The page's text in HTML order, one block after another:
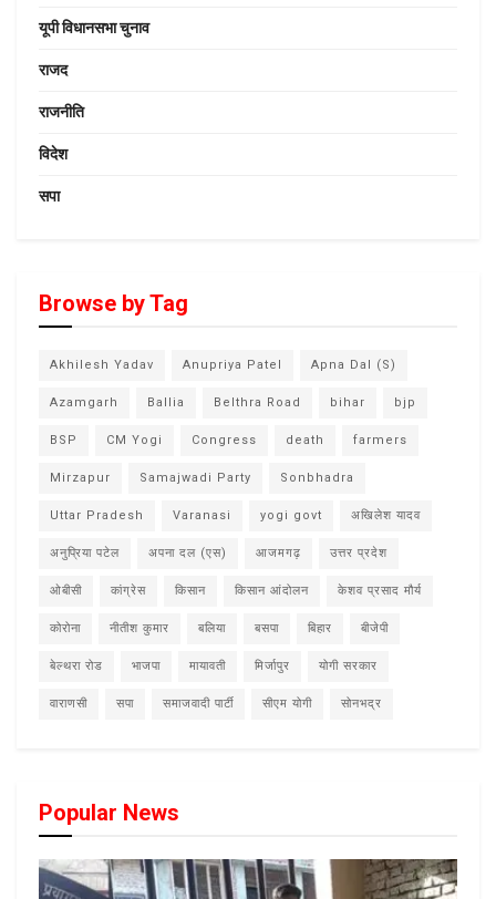
यूपी विधानसभा चुनाव
राजद
राजनीति
विदेश
सपा
Browse by Tag
Akhilesh Yadav Anupriya Patel Apna Dal (S)
Azamgarh Ballia Belthra Road bihar bjp
BSP CM Yogi Congress death farmers
Mirzapur Samajwadi Party Sonbhadra
Uttar Pradesh Varanasi yogi govt अखिलेश यादव
अनुप्रिया पटेल अपना दल (एस) आजमगढ़ उत्तर प्रदेश
ओबीसी कांग्रेस किसान किसान आंदोलन केशव प्रसाद मौर्य
कोरोना नीतीश कुमार बलिया बसपा बिहार बीजेपी
बेल्थरा रोड भाजपा मायावती मिर्जापुर योगी सरकार
वाराणसी सपा समाजवादी पार्टी सीएम योगी सोनभद्र
Popular News